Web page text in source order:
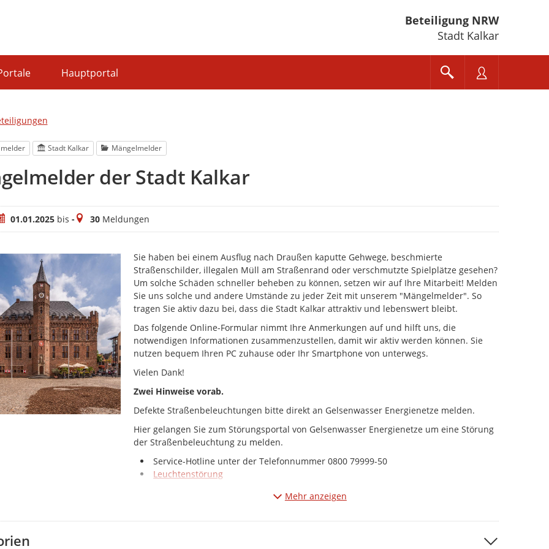
Beteiligung NRW
Stadt Kalkar
Hauptportal
Stadt Kalkar Mängelmelder
der Stadt Kalkar
01.01.2025bis -Meldungen
30Meldungen
Sie haben bei einem Ausflug nach Draußen kaputte Gehwege, beschmierte
Straßenschilder, illegalen Müll am Straßenrand oder verschmutzte Spielplätze gesehen?
Um solche Schäden schneller beheben zu können, setzen wir auf Ihre Mitarbeit! Melden
Sie uns solche und andere Umstände zu jeder Zeit mit unserem "Mängelmelder". So
tragen Sie aktiv dazu bei, dass die Stadt Kalkar attraktiv und lebenswert bleibt.
Das folgende Online-Formular nimmt Ihre Anmerkungen auf und hilft uns, die
notwendigen Informationen zusammenzustellen, damit wir aktiv werden können. Sie
nutzen bequem Ihren PC zuhause oder Ihr Smartphone von unterwegs.
Vielen Dank!
Zwei Hinweise vorab.
Defekte Straßenbeleuchtungen bitte direkt an Gelsenwasser Energienetze melden.
Hier gelangen Sie zum Störungsportal von Gelsenwasser Energienetze um eine Störung
der Straßenbeleuchtung zu melden.
Service-Hotline unter der Telefonnummer 0800 79999-50
Leuchtenstörung
Sollte eine Ihrer Tonnen nicht wie geplant abgeholt worden sein, melden Sie sich bitte
Hierzu haben Sie folgende Kontaktmöglichkeiten:
Mehr anzeigen